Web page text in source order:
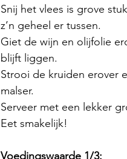
Snij het vlees is grove
z’n geheel er tussen.
Giet de wijn en olijfolie
blijft liggen.
Strooi de kruiden erover
malser.
Serveer met een lekker
Eet smakelijk!
Voedingswaarde 1/3: